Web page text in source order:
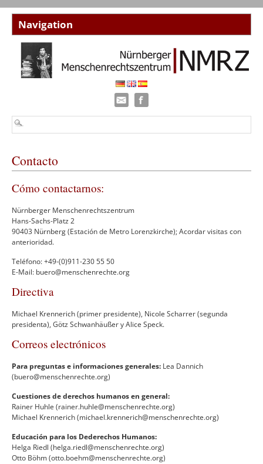
Contacto
Cómo contactarnos:
Nürnberger Menschenrechtszentrum
Hans-Sachs-Platz 2
90403 Nürnberg(Estación de Metro Lorenzkirche);Acordar visitas con
anterioridad.
Teléfono:+49-(0)911-230 55 50
E-Mail: buero@menschenrechte.org
Directiva
Michael Krennerich (primer presidente), Nicole Scharrer (segunda
presidenta), Götz Schwanhäußer y Alice Speck.
Correos electrónicos
Para preguntas e informaciones generales: Lea Dannich
(buero@menschenrechte.org)
Cuestiones de derechos humanos en general:
Rainer Huhle (rainer.huhle@menschenrechte.org)
Michael Krennerich (michael.krennerich@menschenrechte.org)
Educación para los Dederechos Humanos:
Helga Riedl (helga.riedl@menschenrechte.org)
Otto Böhm (otto.boehm@menschenrechte.org)